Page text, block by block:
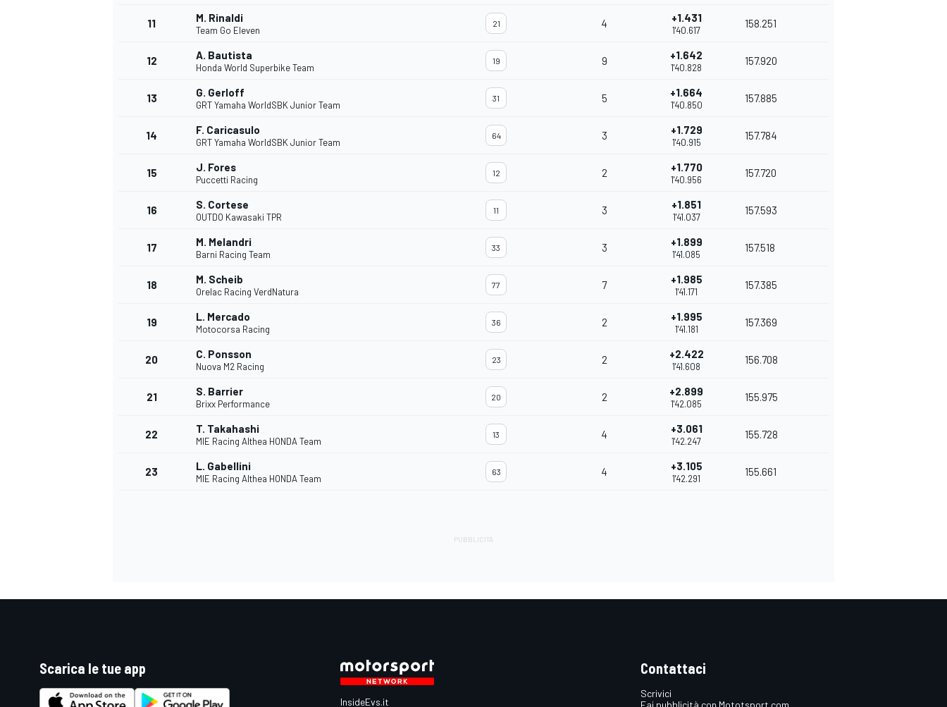
MONOPOSTO
11 M. Rinaldi
Team Go Eleven
21 4 +1.431
1'40.617
158.251
12 A. Bautista
Honda World Superbike Team
19 9 +1.642
1'40.828
157.920
13 G. Gerloff
GRT Yamaha WorldSBK Junior Team
31 5 +1.664
1'40.850
157.885
14 F. Caricasulo
GRT Yamaha WorldSBK Junior Team
64 3 +1.729
1'40.915
157.784
15 J. Fores
Puccetti Racing
12 2 +1.770
1'40.956
157.720
16 S. Cortese
OUTDO Kawasaki TPR
11 3 +1.851
1'41.037
157.593
17 M. Melandri
Barni Racing Team
33 3 +1.899
1'41.085
157.518
18 M. Scheib
Orelac Racing VerdNatura
77 7 +1.985
1'41.171
157.385
19 L. Mercado
Motocorsa Racing
36 2 +1.995
1'41.181
157.369
20 C. Ponsson
Nuova M2 Racing
23 2 +2.422
1'41.608
156.708
21 S. Barrier
Brixx Performance
20 2 +2.899
1'42.085
155.975
22 T. Takahashi
MIE Racing Althea HONDA Team
13 4 +3.061
1'42.247
155.728
23 L. Gabellini
MIE Racing Althea HONDA Team
63 4 +3.105
1'42.291
155.661
Scarica le tue app
InsideEvs.it
Contattaci
Scrivici
Fai pubblicità con Mototsport.com